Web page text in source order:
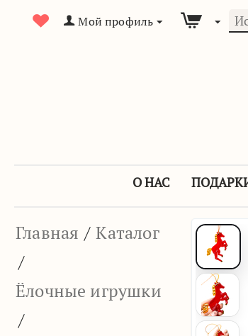
Мой профиль
О НАС
Главная / Каталог
/
Ёлочные игрушки
/